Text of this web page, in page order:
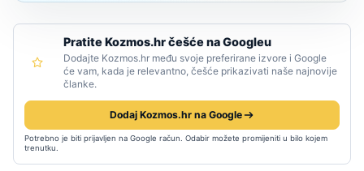
Pratite Kozmos.hr češće na Googleu
Dodajte Kozmos.hr među svoje preferirane izvore i Google
će vam, kada je relevantno, češće prikazivati naše najnovije
članke.
Dodaj Kozmos.hr na Google
Potrebno je biti prijavljen na Google račun. Odabir možete promijeniti u bilo kojem
trenutku.